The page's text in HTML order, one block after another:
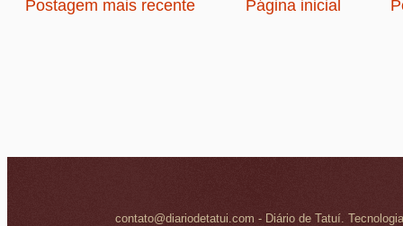
Postagem mais recente Página inicial
contato@diariodetatui.com - Diário de Tatuí.